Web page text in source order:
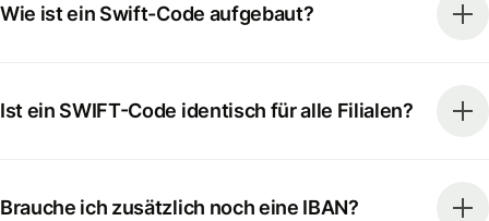
Wie ist ein Swift-Code aufgebaut?
Ist ein SWIFT-Code identisch für alle Filialen?
Brauche ich zusätzlich noch eine IBAN?